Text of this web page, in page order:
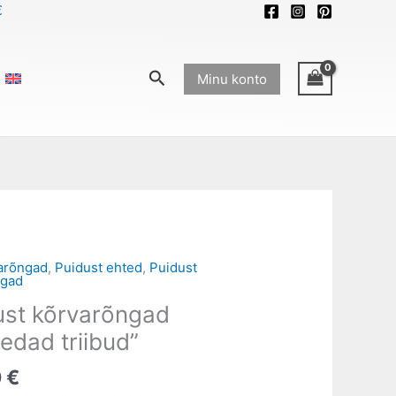
SearchMinu konto
, Puidust ehted, Puidust
kõrvarõngad
triibud”
€